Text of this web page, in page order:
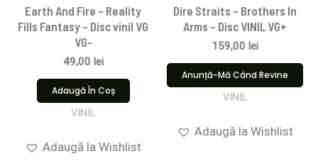
Earth And Fire – Reality
Fills Fantasy – Disc vinil VG
VG-
49,00 lei
Adaugă În Coș
VINIL
Adaugă la Wishlist
Dire Straits ‎– Brothers In
Arms – Disc VINIL VG+
159,00 lei
Anunță-Mă Când Revine
VINIL
Adaugă la Wishlist